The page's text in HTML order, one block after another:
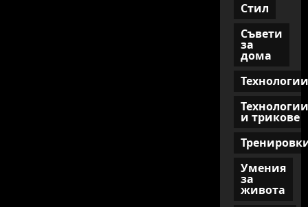
Стил
Съвети
за
дома
Технологии
Технологии
и трикове
Умения
за
живота